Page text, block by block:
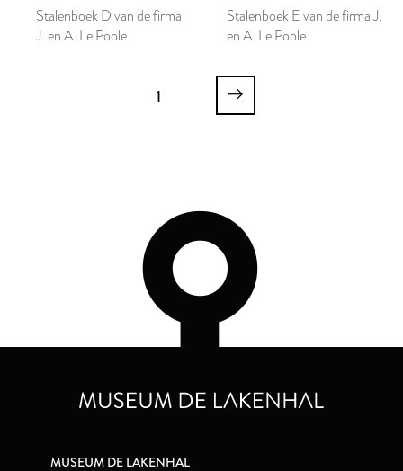
Stalenboek D van de firma
J. en A. Le Poole
Stalenboek E van de firma J.
en A. Le Poole
1
MUSEUM DE LAKENHAL